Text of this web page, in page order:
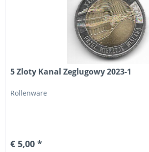
5 Zloty Kanal Zeglugowy 2023-1
Rollenware
€ 5,00 *